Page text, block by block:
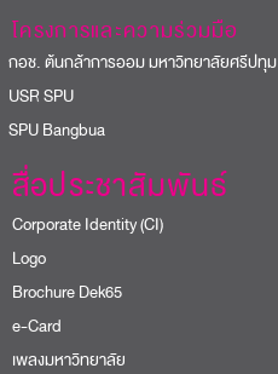
โครงการและความร่วมมือ
ช. ต้นกล้าการออม มหาวิทยาลัยศรีปทุม
SPU
Bangbua
สื่อประชาสัมพันธ์
Corporate Identity (CI)
Logo
Brochure Dek65
e-Card
เพลงมหาวิทยาลัย